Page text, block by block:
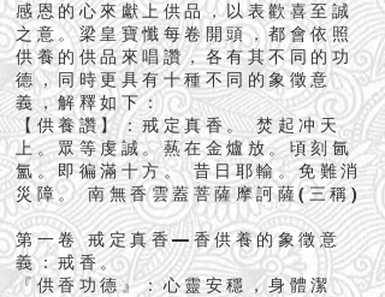
感恩的心來獻上供品，以表歡喜至誠
之意。梁皇寶懺每卷開頭，都會依照
供養的供品來唱讚，各有其不同的功
德，同時更具有十種不同的象徵意
義，解釋如下：
【供養讚】：戒定真香。 焚起冲天
上。眾等虔誠。爇在金爐放。頃刻氤
氳。即徧滿十方。 昔日耶輸。免難消
災障。 南無香雲蓋菩薩摩訶薩(三稱)
第一卷 戒定真香—香供養的象徵意
義：戒香。
『供香功德』：心靈安穩，身體潔